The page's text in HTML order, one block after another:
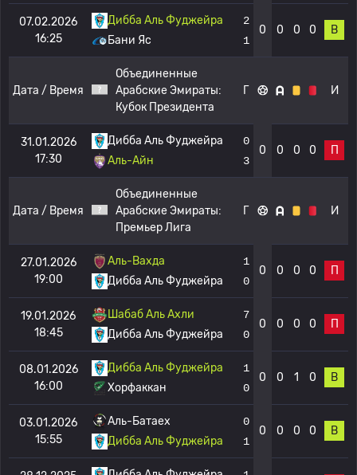
07.02.2026
16:25
Дибба Аль Фуджейра
Бани Яс
2
1
0 0 0 0 В
Дата / Время
Объединенные
Арабские Эмираты:
Кубок Президента
Г И
31.01.2026
17:30
Дибба Аль Фуджейра
Аль-Айн
0
3
0 0 0 0 П
Дата / Время
Объединенные
Арабские Эмираты:
Премьер Лига
Г И
27.01.2026
19:00
Аль-Вахда
Дибба Аль Фуджейра
1
0
0 0 0 0 П
19.01.2026
18:45
Шабаб Аль Ахли
Дибба Аль Фуджейра
7
0
0 0 0 0 П
08.01.2026
16:00
Дибба Аль Фуджейра
Хорфаккан
1
0
0 0 1 0 В
03.01.2026
15:55
Аль-Батаех
Дибба Аль Фуджейра
0
1
0 0 0 0 В